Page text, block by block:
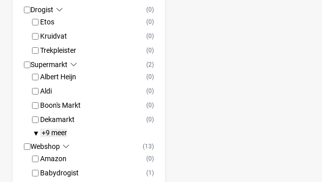
Drogist (0)
Etos (0)
Kruidvat (0)
Trekpleister (0)
Supermarkt (2)
Albert Heijn (0)
Aldi (0)
Boon's Markt (0)
Dekamarkt (0)
▼ +9 meer
Webshop
(13)
Amazon (0)
Babydrogist (1)